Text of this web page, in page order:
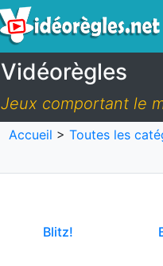
Vidéorègles
Jeux comportant le
Accueil > Toutes les
Blitz!